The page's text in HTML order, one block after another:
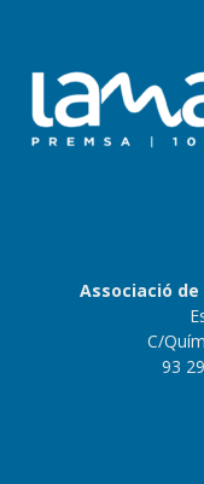
Associació
C/
93